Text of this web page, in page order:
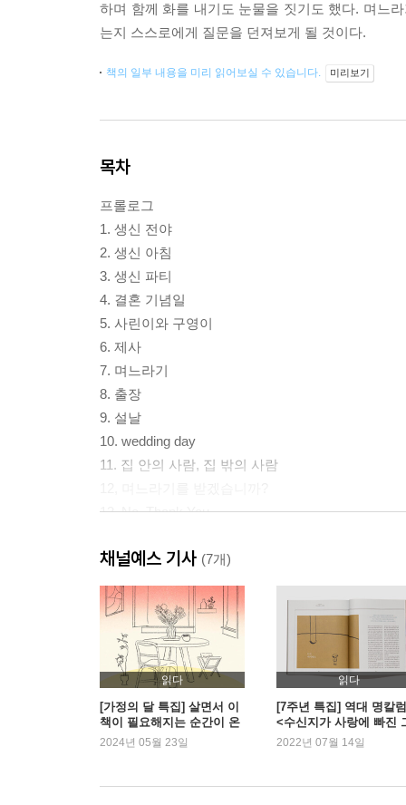
하며 함께 화를 내기도 눈물을 짓기도 했다. 며느
는지 스스로에게 질문을 던져보게 될 것이다.
책의 일부 내용을 미리 읽어보실 수 있습니다. 미리보기
목차
프롤로그
1. 생신 전야
2. 생신 아침
3. 생신 파티
4. 결혼 기념일
5. 사린이와 구영이
6. 제사
7. 며느라기
8. 출장
9. 설날
10. wedding day
11. 집 안의 사람, 집 밖의 사람
13, No, Thank You
채널예스 기사 (7개)
읽다
[가정의 달 특집] 살면서 이
책이 필요해지는 순간이 온
다
2024년 05월 23일
읽다
[7주년 특집] 역대 명칼
<수신지가 사랑에 빠진
림책>
2022년 07월 14일